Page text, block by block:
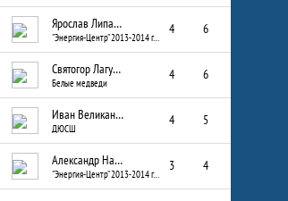
Ярослав Липатов 4 6
"Энергия-Центр" 2013-2014 г.р.
Святогор Лагуткин 4 6
Белые медведи
Иван Великанов 4 5
ДЮСШ
Александр Назаров 3 4
"Энергия-Центр" 2013-2014 г.р.